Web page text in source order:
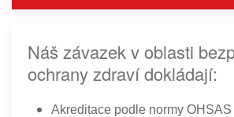
Náš závazek v oblasti
ochrany zdraví dokládají:
Akreditace podle normy